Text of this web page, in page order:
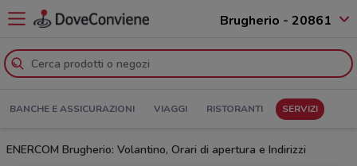
Brugherio - 20861
BANCHE E ASSICURAZIONI VIAGGI RISTORANTI SERVIZI
ENERCOM Brugherio: Volantino, Orari di apertura e Indirizzi